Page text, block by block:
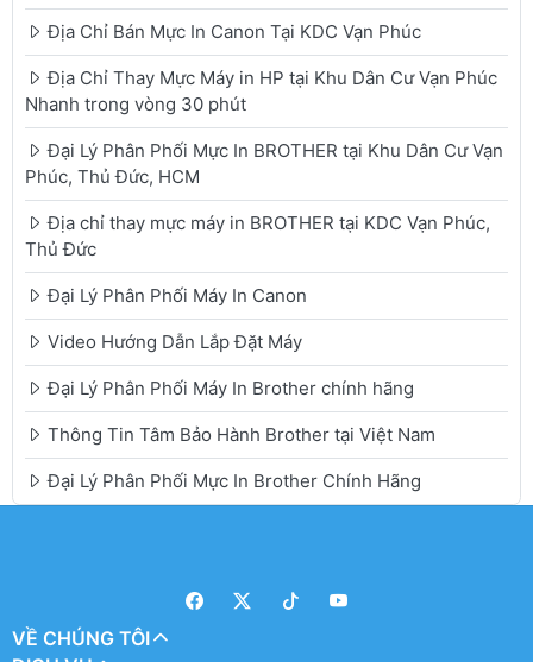
Địa Chỉ Bán Mực In Canon Tại KDC Vạn Phúc
Địa Chỉ Thay Mực Máy in HP tại Khu Dân Cư Vạn Phúc
Nhanh trong vòng 30 phút
Đại Lý Phân Phối Mực In BROTHER tại Khu Dân Cư Vạn
Phúc, Thủ Đức, HCM
Địa chỉ thay mực máy in BROTHER tại KDC Vạn Phúc,
Thủ Đức
Đại Lý Phân Phối Máy In Canon
Video Hướng Dẫn Lắp Đặt Máy
Đại Lý Phân Phối Máy In Brother chính hãng
Thông Tin Tâm Bảo Hành Brother tại Việt Nam
Đại Lý Phân Phối Mực In Brother Chính Hãng
VỀ CHÚNG TÔI